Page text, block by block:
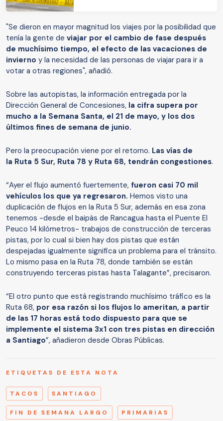
"Se dieron en mayor magnitud los viajes por la posibilidad que
tenía la gente de viajar por el cambio de fase después
de muchísimo tiempo, el efecto de las vacaciones de
invierno y la necesidad de las personas de viajar para ir a
votar a otras regiones", añadió.
Sobre las autopistas, la información entregada por la
Dirección General de Concesiones, la cifra supera por
mucho a la Semana Santa, el 21 de mayo, y los dos
últimos fines de semana de junio.
Pero la preocupación viene por el retorno. Las vías de
la Ruta 5 Sur, Ruta 78 y Ruta 68, tendrán congestiones.
“Ayer el flujo aumentó fuertemente, fueron casi 70 mil
vehículos los que ya regresaron. Hemos visto una
duplicación de flujos en la Ruta 5 Sur, además en esa zona
tenemos -desde el baipás de Rancagua hasta el Puente El
Peuco 14 kilómetros- trabajos de construcción de terceras
pistas, por lo cual si bien hay dos pistas que están
despejadas igualmente significa un problema para el tránsito.
Lo mismo pasa en la Ruta 78, donde también se están
construyendo terceras pistas hasta Talagante”, precisaron.
“El otro punto que está registrando muchísimo tráfico es la
Ruta 68, por esa razón si los flujos lo ameritan, a partir
de las 17 horas está todo dispuesto para que se
implemente el sistema 3x1 con tres pistas en dirección
a Santiago”, añadieron desde Obras Públicas.
ETIQUETAS DE ESTA NOTA
TACOS SANTIAGO
FIN DE SEMANA LARGO PRIMARIAS